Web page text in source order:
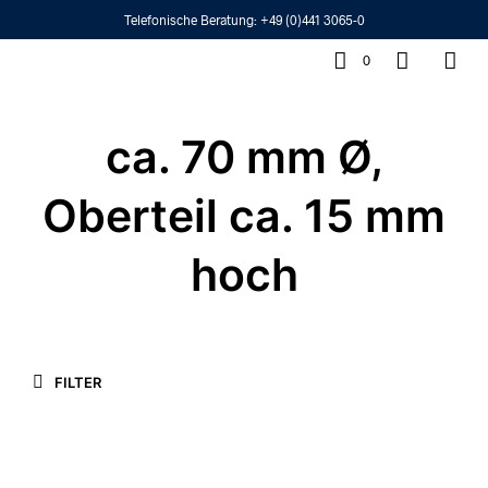
Telefonische Beratung: +49 (0)441 3065-0
0
ca. 70 mm Ø,
Oberteil ca. 15 mm
hoch
FILTER